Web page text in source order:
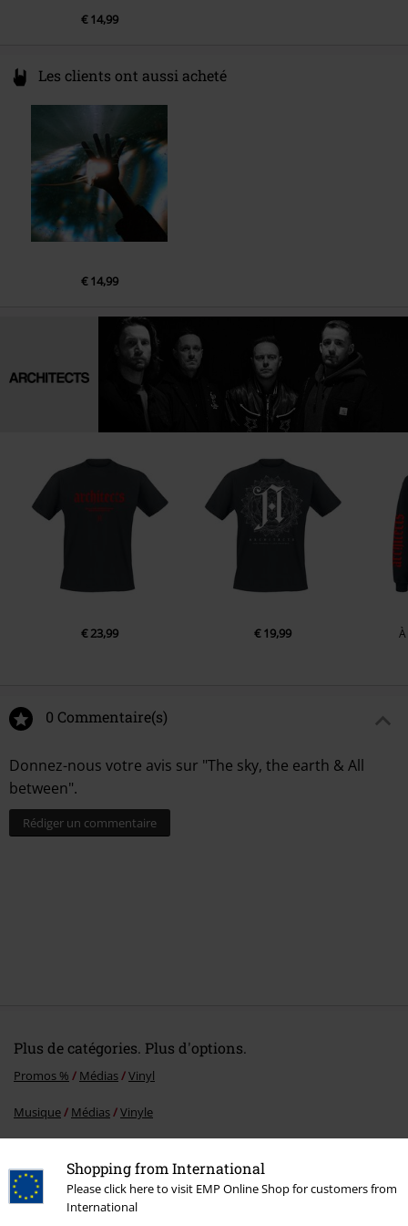
Shopping from International
Please click here to visit EMP Online Shop for customers from
International
€ 14,99
Les clients ont aussi acheté
€ 14,99
€ 23,99 € 19,99
0 Commentaire(s)
Donnez-nous votre avis sur "The sky, the earth & All
between".
Rédiger un commentaire
Plus de catégories. Plus d'options.
Promos % Médias Vinyl
Musique Médias Vinyle
Musique Les Styles Core Metalcore